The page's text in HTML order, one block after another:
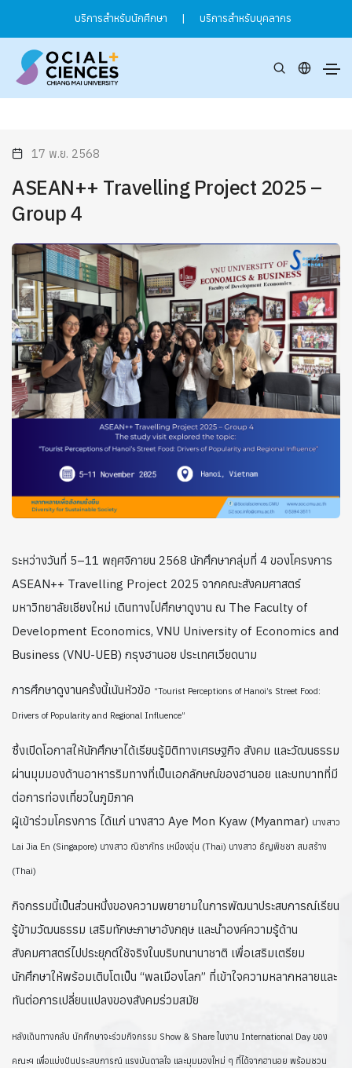
บริการสำหรับนักศึกษา | บริการสำหรับบุคลากร
17 พ.ย. 2568
ASEAN++ Travelling Project 2025 –
Group 4
ระหว่างวันที่ 5–11 พฤศจิกายน 2568 นักศึกษากลุ่มที่ 4 ของโครงการ
ASEAN++ Travelling Project 2025 จากคณะสังคมศาสตร์
มหาวิทยาลัยเชียงใหม่ เดินทางไปศึกษาดูงาน ณ The Faculty of
Development Economics, VNU University of Economics and
Business (VNU-UEB) กรุงฮานอย ประเทศเวียดนาม
การศึกษาดูงานครั้งนี้เน้นหัวข้อ “Tourist Perceptions of Hanoi’s Street Food:
Drivers of Popularity and Regional Influence”
ซึ่งเปิดโอกาสให้นักศึกษาได้เรียนรู้มิติทางเศรษฐกิจ สังคม และวัฒนธรรม
ผ่านมุมมองด้านอาหารริมทางที่เป็นเอกลักษณ์ของฮานอย และบทบาทที่มี
ต่อการท่องเที่ยวในภูมิภาค
ผู้เข้าร่วมโครงการ ได้แก่ นางสาว Aye Mon Kyaw (Myanmar) นางสาว
Lai Jia En (Singapore) นางสาว ณิชาภัทร เหมืองอุ่น (Thai) นางสาว ธัญพิชชา สมสร้าง
(Thai)
กิจกรรมนี้เป็นส่วนหนึ่งของความพยายามในการพัฒนาประสบการณ์เรียน
รู้ข้ามวัฒนธรรม เสริมทักษะภาษาอังกฤษ และนำองค์ความรู้ด้าน
สังคมศาสตร์ไปประยุกต์ใช้จริงในบริบทนานาชาติ เพื่อเสริมเตรียม
นักศึกษาให้พร้อมเติบโตเป็น “พลเมืองโลก” ที่เข้าใจความหลากหลายและ
ทันต่อการเปลี่ยนแปลงของสังคมร่วมสมัย
หลังเดินทางกลับ นักศึกษาจะร่วมกิจกรรม Show & Share ในงาน International Day ของ
คณะฯ เพื่อแบ่งปันประสบการณ์ แรงบันดาลใจ และมุมมองใหม่ ๆ ที่ได้จากฮานอย พร้อมชวน